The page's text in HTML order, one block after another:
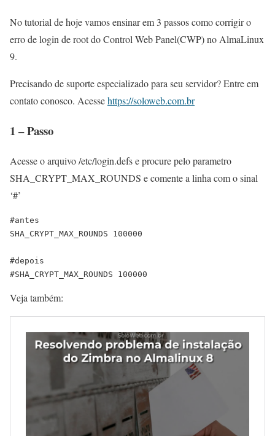
No tutorial de hoje vamos ensinar em 3 passos como corrigir o
erro de login de root do Control Web Panel(CWP) no AlmaLinux
9.
Precisando de suporte especializado para seu servidor? Entre em
contato conosco. Acessehttps://soloweb.com.br
1 – Passo
Acesse o arquivo /etc/login.defs e procure pelo parametro
SHA_CRYPT_MAX_ROUNDS e comente a linha com o sinal
‘#’
#antes
SHA_CRYPT_MAX_ROUNDS 100000
#depois
#SHA_CRYPT_MAX_ROUNDS 100000
Veja também: